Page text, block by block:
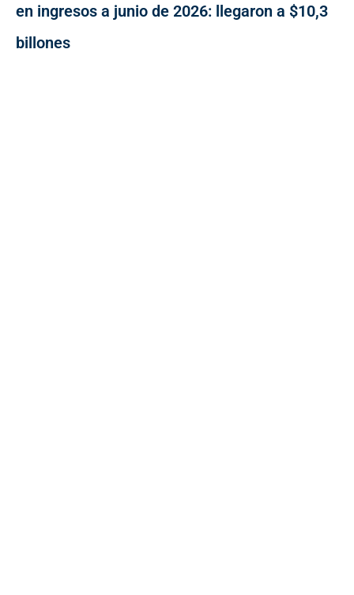
en ingresos a junio de 2026: llegaron a $10,3
billones